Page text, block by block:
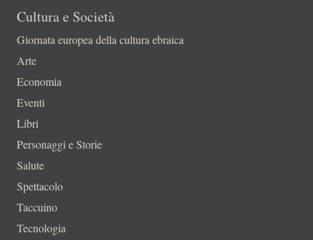
Cultura e Società
Giornata europea della cultura ebraica
Arte
Economia
Eventi
Libri
Personaggi e Storie
Salute
Spettacolo
Taccuino
Tecnologia